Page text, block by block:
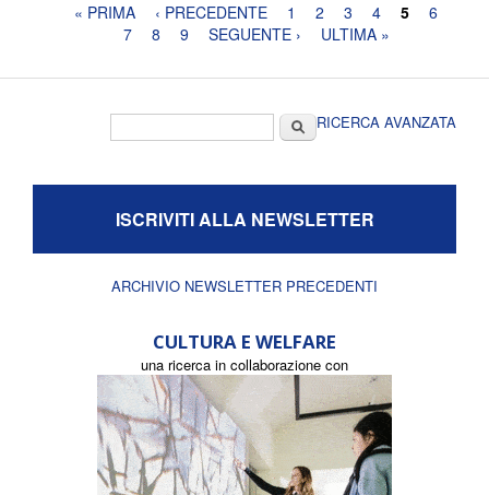
Pagine« PRIMA ‹ PRECEDENTE 1 2 3 4 5
6
7
8 9 SEGUENTE › ULTIMA »
CercaRICERCA AVANZATA
ISCRIVITI ALLA NEWSLETTER
ARCHIVIO NEWSLETTER PRECEDENTI
CULTURA E WELFARE
una ricerca in collaborazione con